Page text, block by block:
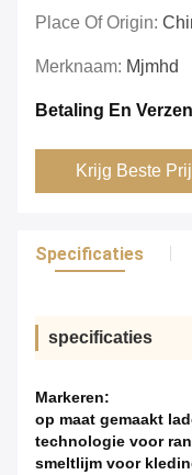
Place Of Origin:
Merknaam: Mjmhd
Betaling En
Krijg Beste
Specificaties
specificaties
Markeren:
op maat gemaakt
technologie voor
smeltlijm voor